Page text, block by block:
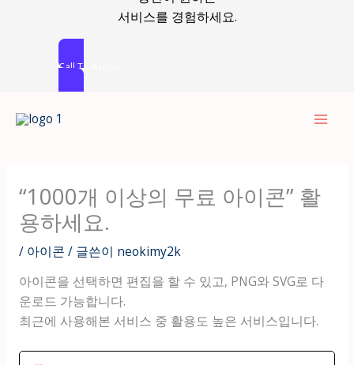
서비스를 경험하세요.
Call To Action
“1000개 이상의 무료 아이콘” 활
용하세요.
/ 아이콘 / 글쓴이 neokimy2k
아이콘을 선택하면 편집을 할 수 있고, PNG와 SVG로 다
운로드 가능합니다.
최근에 사용해본 서비스 중 활용도 높은 서비스입니다.